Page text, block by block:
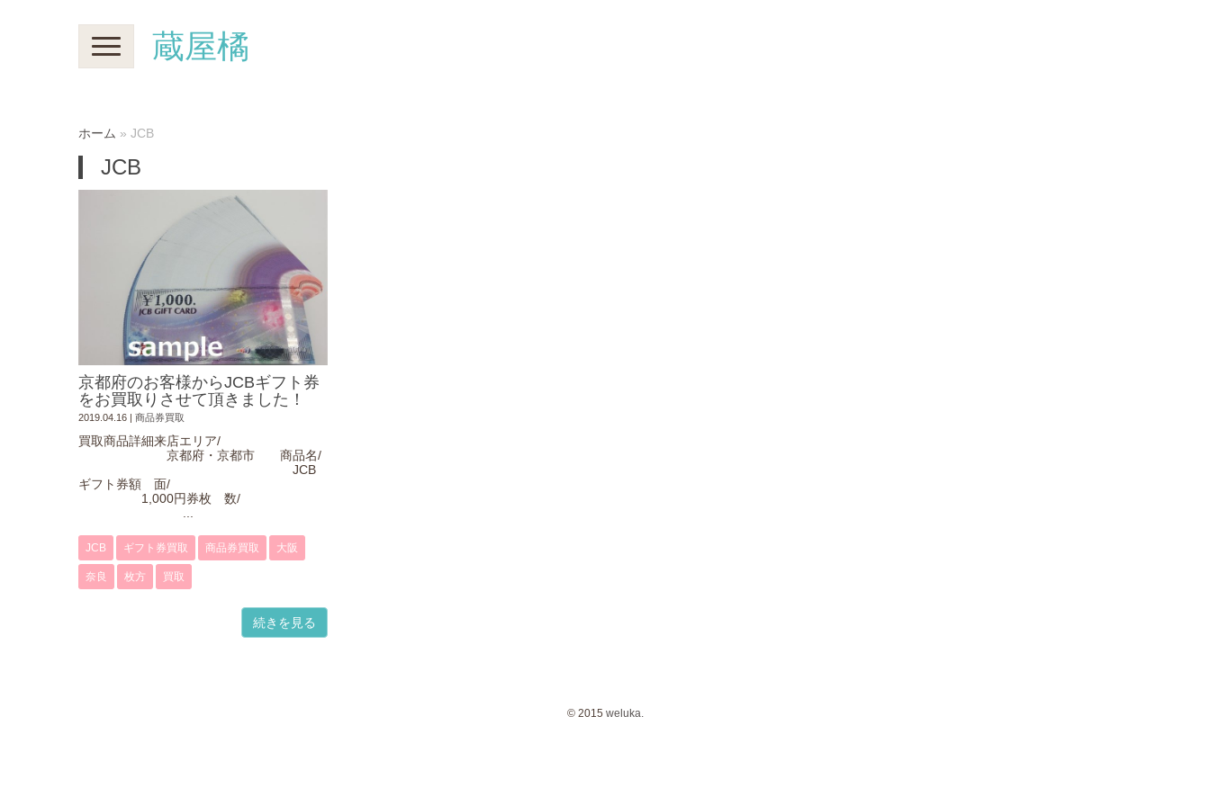
N
a
v
t
o
n
蔵屋橘
ホーム » JCB
JCB
京都府のお客様からJCBギフト券
をお買取りさせて頂きました！
2019.04.16 | 商品券買取
買取商品詳細来店エリア/
京都府・京都市 商品名/
JCB
ギフト券額 面/
1,000円券枚 数/
JCB ギフト券買取 商品券買取 大阪
奈良 枚方 買取
続きを見る
© 2015 weluka.